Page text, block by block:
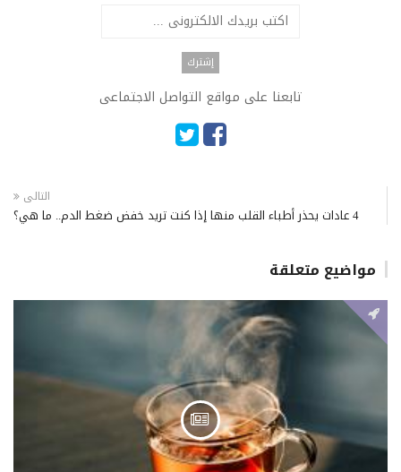
تابعنا على مواقع التواصل الاجتماعى
التالى
4 عادات يحذر أطباء القلب منها إذا كنت تريد خفض ضغط الدم.. ما هي؟
مواضيع متعلقة